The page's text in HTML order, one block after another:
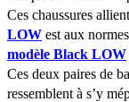
Ces chaussures
LOW est aux
modèle Black LOW
Ces deux paires de
ressemblent à s’y